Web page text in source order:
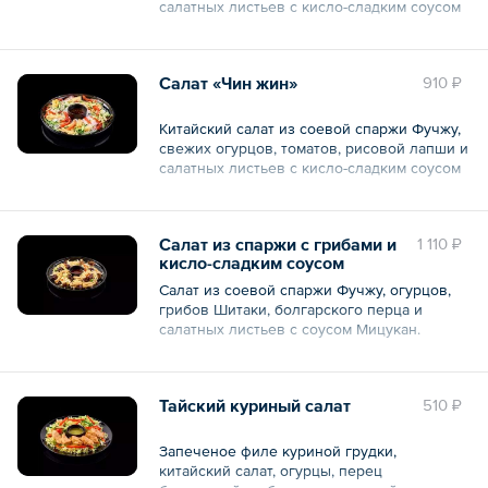
своих гостей яркими вкусами и
Общий вес – 630 г
салатных листьев с кисло-сладким соусом
Общий вес – 180 г
910 ₽
Салат «Чин жин»
Китайский салат из соевой спаржи Фучжу,
свежих огурцов, томатов, рисовой лапши и
салатных листьев с кисло-сладким соусом
Общий вес – 250 г
1 110 ₽
Салат из спаржи с грибами и
кисло-сладким соусом
Салат из соевой спаржи Фучжу, огурцов,
грибов Шитаки, болгарского перца и
салатных листьев с соусом Мицукан.
Общий вес – 300 г
510 ₽
Тайский куриный салат
Запеченое филе куриной грудки,
китайский салат, огурцы, перец